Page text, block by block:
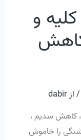
و
/ از dabir
کاهش سدیم ،
را خاموش